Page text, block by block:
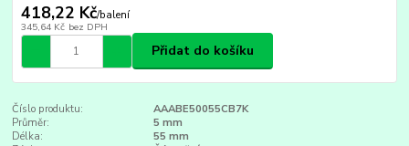
418,22 Kč/balení
345,64 Kč bez DPH
Přidat do košíku
Číslo produktu:
AAABE50055CB7K
Průměr:
5 mm
Délka:
55 mm